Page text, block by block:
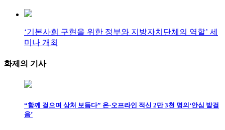
‘기본사회 구현을 위한 정부와 지방자치단체의 역할’ 세
미나 개최
화제의 기사
“함께 걸으며 상처 보듬다” 온·오프라인 적신 2만 3천 명의‘안심 발걸
음’